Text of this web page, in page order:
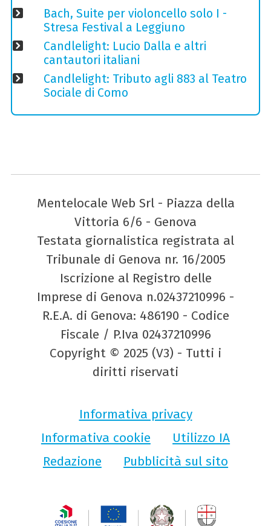
Bach, Suite per violoncello solo I -
Stresa Festival a Leggiuno
Candlelight: Lucio Dalla e altri
cantautori italiani
Candlelight: Tributo agli 883 al Teatro
Sociale di Como
Mentelocale Web Srl - Piazza della
Vittoria 6/6 - Genova
Testata giornalistica registrata al
Tribunale di Genova nr. 16/2005
Iscrizione al Registro delle
Imprese di Genova n.02437210996 -
R.E.A. di Genova: 486190 - Codice
Fiscale / P.Iva 02437210996
Copyright © 2025 (V3) - Tutti i
diritti riservati
Informativa privacy
Informativa cookie
Utilizzo IA
Redazione
Pubblicità sul sito